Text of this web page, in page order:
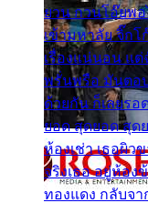
ยวน กวนโอ๊ยพอ
เข้ามหาลัย จิ๊ก
เรื่องแน่นอน แ
พรั่นพรือ มันตอบ
ด้วยกัน ก็เลยร
ยอด สุดยอด สุด
ห้องเช่า เธอผิว
จริงเธอ อยู่ห้อง
ทองแดง กลับจ